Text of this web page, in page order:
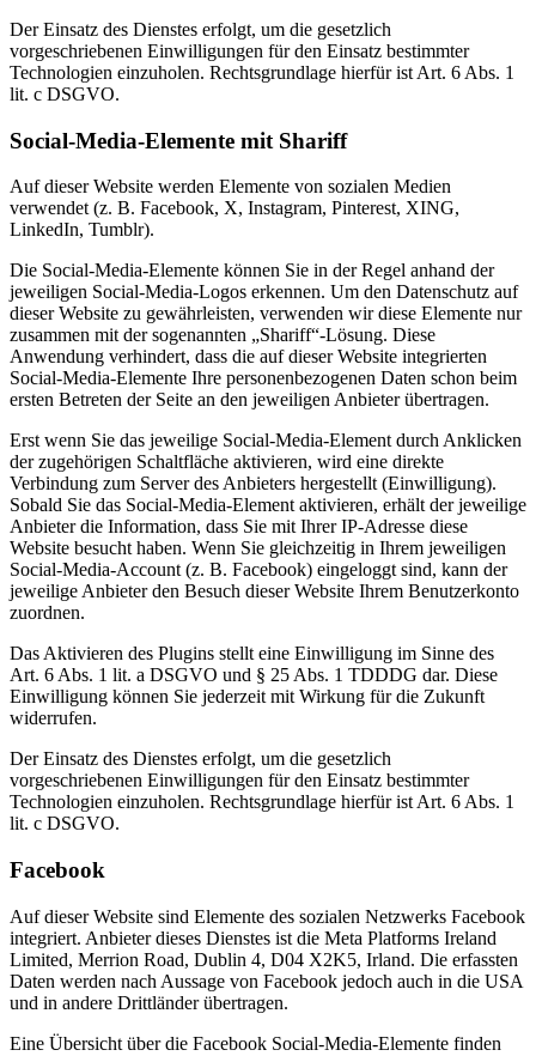
Der Einsatz des Dienstes erfolgt, um die gesetzlich
vorgeschriebenen Einwilligungen für den Einsatz bestimmter
Technologien einzuholen. Rechtsgrundlage hierfür ist Art. 6 Abs. 1
lit. c DSGVO.
Social-Media-Elemente mit Shariff
Auf dieser Website werden Elemente von sozialen Medien
verwendet (z. B. Facebook, X, Instagram, Pinterest, XING,
LinkedIn, Tumblr).
Die Social-Media-Elemente können Sie in der Regel anhand der
jeweiligen Social-Media-Logos erkennen. Um den Datenschutz auf
dieser Website zu gewährleisten, verwenden wir diese Elemente nur
zusammen mit der sogenannten „Shariff“-Lösung. Diese
Anwendung verhindert, dass die auf dieser Website integrierten
Social-Media-Elemente Ihre personenbezogenen Daten schon beim
ersten Betreten der Seite an den jeweiligen Anbieter übertragen.
Erst wenn Sie das jeweilige Social-Media-Element durch Anklicken
der zugehörigen Schaltfläche aktivieren, wird eine direkte
Verbindung zum Server des Anbieters hergestellt (Einwilligung).
Sobald Sie das Social-Media-Element aktivieren, erhält der jeweilige
Anbieter die Information, dass Sie mit Ihrer IP-Adresse diese
Website besucht haben. Wenn Sie gleichzeitig in Ihrem jeweiligen
Social-Media-Account (z. B. Facebook) eingeloggt sind, kann der
jeweilige Anbieter den Besuch dieser Website Ihrem Benutzerkonto
zuordnen.
Das Aktivieren des Plugins stellt eine Einwilligung im Sinne des
Art. 6 Abs. 1 lit. a DSGVO und § 25 Abs. 1 TDDDG dar. Diese
Einwilligung können Sie jederzeit mit Wirkung für die Zukunft
widerrufen.
Der Einsatz des Dienstes erfolgt, um die gesetzlich
vorgeschriebenen Einwilligungen für den Einsatz bestimmter
Technologien einzuholen. Rechtsgrundlage hierfür ist Art. 6 Abs. 1
lit. c DSGVO.
Facebook
Auf dieser Website sind Elemente des sozialen Netzwerks Facebook
integriert. Anbieter dieses Dienstes ist die Meta Platforms Ireland
Limited, Merrion Road, Dublin 4, D04 X2K5, Irland. Die erfassten
Daten werden nach Aussage von Facebook jedoch auch in die USA
und in andere Drittländer übertragen.
Eine Übersicht über die Facebook Social-Media-Elemente finden